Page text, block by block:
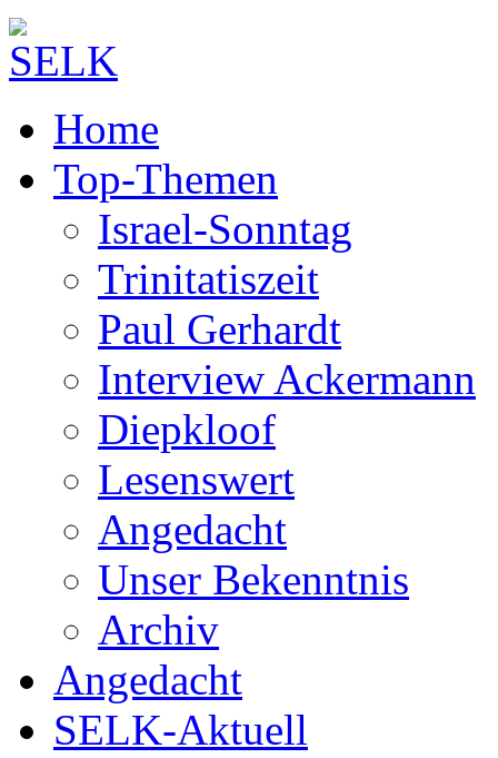
Home
Top-Themen
Israel-Sonntag
Trinitatiszeit
Paul Gerhardt
Interview Ackermann
Diepkloof
Lesenswert
Angedacht
Unser Bekenntnis
Archiv
Angedacht
SELK-Aktuell